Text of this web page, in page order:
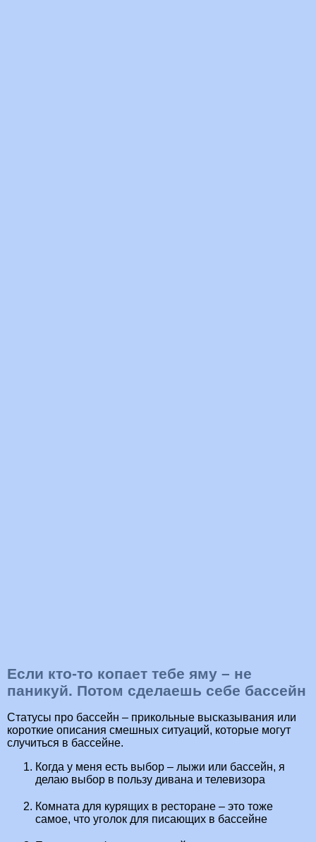
Если кто-то копает тебе яму – не
паникуй. Потом сделаешь себе бассейн
Статусы про бассейн – прикольные высказывания или
короткие описания смешных ситуаций, которые могут
случиться в бассейне.
Когда у меня есть выбор – лыжи или бассейн, я
делаю выбор в пользу дивана и телевизора
Комната для курящих в ресторане – это тоже
самое, что уголок для писающих в бассейне